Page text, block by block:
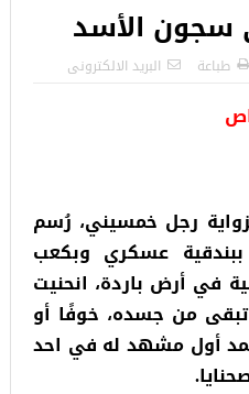
الأسد
طباعة البريد الالكترونى
رجل خمسيني، رُسم
عسكري وبكعب
في أرض باردة، انحنيت
من جسده، خوفًا أو
أول مشهد له في احد